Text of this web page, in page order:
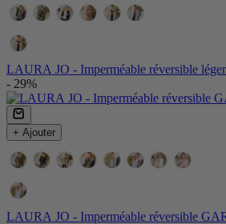
Couleurs:
Couleur
LAURA JO - Imperméable réversible
- 29%
+ Ajouter
Couleur:
Couleur
LAURA JO - Imperméable réversible